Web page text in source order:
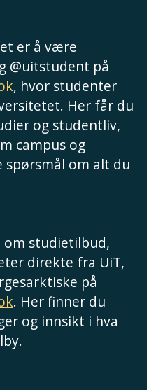
er å være
@uitstudent på
, hvor studenter
Her får du
og studentliv,
campus og
om alt du
om studietilbud,
direkte fra UiT,
på
. Her finner du
og innsikt i hva